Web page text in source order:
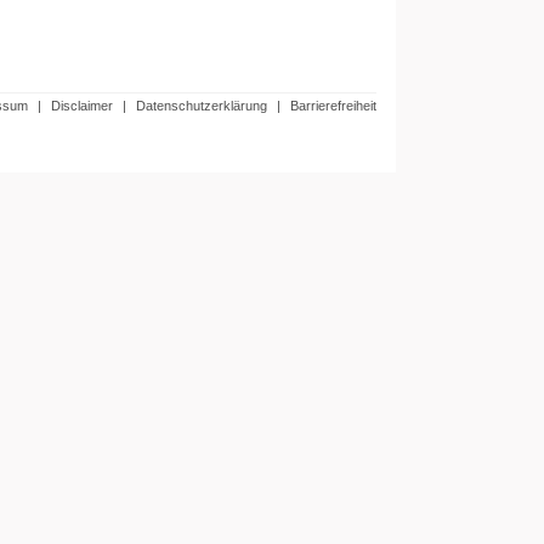
| Disclaimer | Datenschutzerklärung | Barrierefreiheit